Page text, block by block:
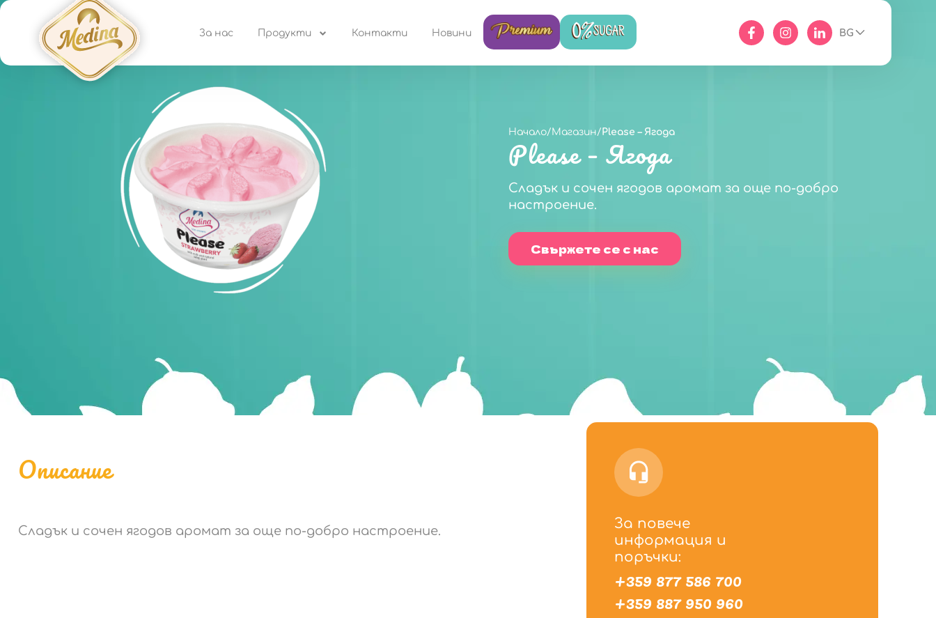
За нас Продукти Контакти Новини BG
Начало/ Магазин/ Please – Ягода
Please – Ягода
Сладък и сочен ягодов аромат за още по-добро
настроение.
Свържете се с нас
Описание
Сладък и сочен ягодов аромат за още по-добро настроение.
За повече
информация и
поръчки:
+359 877 586 700
+359 887 950 960